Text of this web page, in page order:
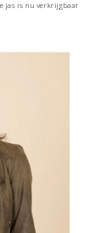
jas is nu verkrijgbaar